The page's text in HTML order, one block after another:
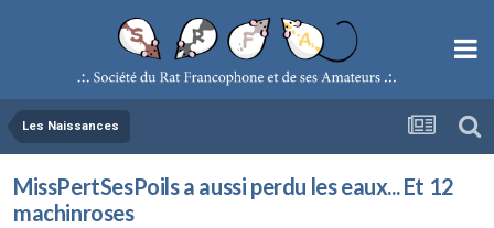
Les Naissances
MissPertSesPoils a aussi perdu les eaux... Et 12
machinroses